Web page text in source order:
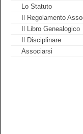
Lo Statuto
Il Regolamento
Il Libro Genealogico
Il Disciplinare
Associarsi